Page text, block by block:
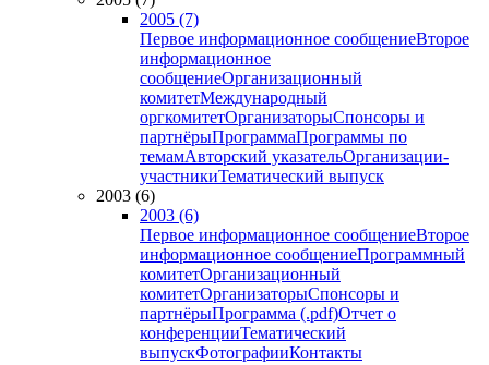
2005 (7)
Первое информационное сообщениеВторое
информационное
сообщениеОрганизационный
комитетМеждународный
оргкомитетОрганизаторыСпонсоры и
партнёрыПрограммаПрограммы по
темамАвторский указательОрганизации-
участникиТематический выпуск
2003 (6)
2003 (6)
Первое информационное сообщениеВторое
информационное сообщениеПрограммный
комитетОрганизационный
комитетОрганизаторыСпонсоры и
партнёрыПрограмма (.pdf)Отчет о
конференцииТематический
выпускФотографииКонтакты